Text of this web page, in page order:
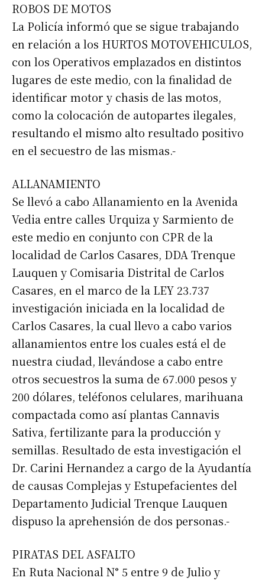
Suscribirme gratis
Dirección de correo electrónico*
Apellidos
ROBOS DE MOTOS
La Policía informó que se sigue trabajando
en relación a los HURTOS MOTOVEHICULOS,
con los Operativos emplazados en distintos
lugares de este medio, con la finalidad de
identificar motor y chasis de las motos,
como la colocación de autopartes ilegales,
resultando el mismo alto resultado positivo
en el secuestro de las mismas.-
ALLANAMIENTO
Se llevó a cabo Allanamiento en la Avenida
Vedia entre calles Urquiza y Sarmiento de
este medio en conjunto con CPR de la
localidad de Carlos Casares, DDA Trenque
Lauquen y Comisaria Distrital de Carlos
Casares, en el marco de la LEY 23.737
investigación iniciada en la localidad de
Carlos Casares, la cual llevo a cabo varios
allanamientos entre los cuales está el de
nuestra ciudad, llevándose a cabo entre
otros secuestros la suma de 67.000 pesos y
200 dólares, teléfonos celulares, marihuana
compactada como así plantas Cannavis
Sativa, fertilizante para la producción y
semillas. Resultado de esta investigación el
Dr. Carini Hernandez a cargo de la Ayudantía
de causas Complejas y Estupefacientes del
Departamento Judicial Trenque Lauquen
dispuso la aprehensión de dos personas.-
PIRATAS DEL ASFALTO
En Ruta Nacional N° 5 entre 9 de Julio y